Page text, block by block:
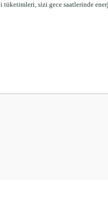
tüketimleri, sizi gece saatlerinde